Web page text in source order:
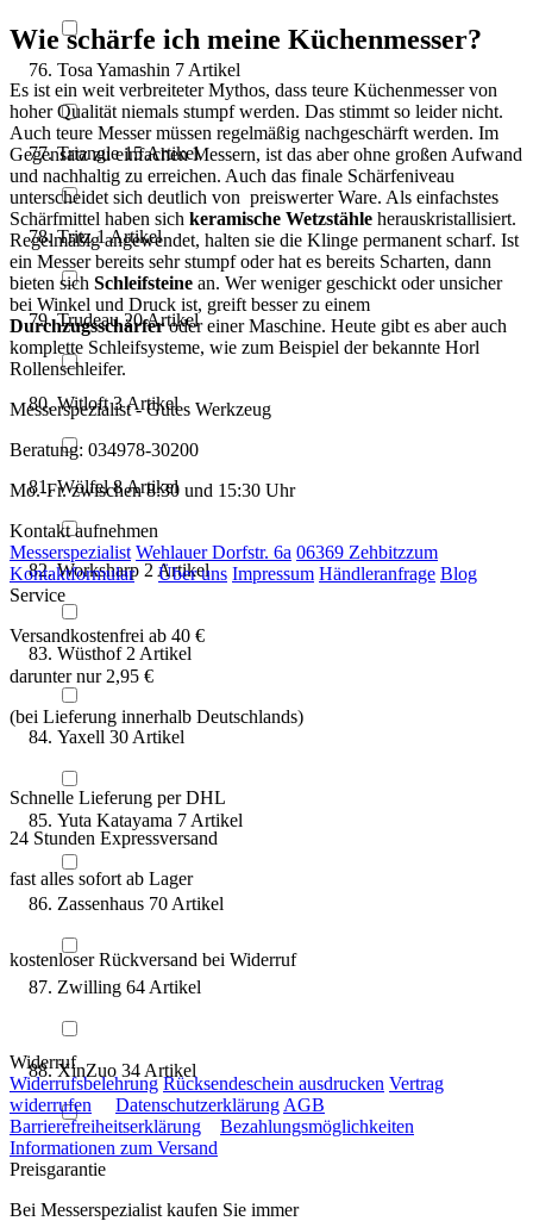
Tosa Yamashin 7 Artikel
Triangle 15Artikel
Tritz 1Artikel
Trudeau 20Artikel
Witloft 3Artikel
Wölfel 8Artikel
Worksharp 2 Artikel
Wüsthof 2 Artikel
Yaxell 30 Artikel
Yuta Katayama 7 Artikel
Zassenhaus 70 Artikel
Zwilling 64 Artikel
XinZuo 34 Artikel
Wie schärfe ich meine Küchenmesser?
Es ist ein weit verbreiteter Mythos, dass teure Küchenmesser von
hoher Qualität niemals stumpf werden. Das stimmt so leider nicht.
Auch teure Messer müssen regelmäßig nachgeschärft werden. Im
Gegensatz zu einfachen Messern, ist das aber ohne großen Aufwand
und nachhaltig zu erreichen. Auch das finale Schärfeniveau
unterscheidet sich deutlich von preiswerter Ware. Als einfachstes
Schärfmittel haben sich keramische Wetzstähle herauskristallisiert.
Regelmäßig angewendet, halten sie die Klinge permanent scharf. Ist
ein Messer bereits sehr stumpf oder hat es bereits Scharten, dann
bieten sich Schleifsteine an. Wer weniger geschickt oder unsicher
bei Winkel und Druck ist, greift besser zu einem
Durchzugsschärferoder einer Maschine. Heute gibt es aber auch
komplette Schleifsysteme, wie zum Beispiel der bekannte Horl
Rollenschleifer.
Messerspezialist - Gutes Werkzeug
Beratung: 034978-30200
Mo.-Fr. zwischen 8:30 und 15:30 Uhr
Kontakt aufnehmen
Messerspezialist Wehlauer Dorfstr. 6a 06369 Zehbitzzum
Kontaktformular
Über uns Impressum Händleranfrage Blog
Service
Versandkostenfrei ab 40 €
darunter nur 2,95 €
(bei Lieferung innerhalb Deutschlands)
Schnelle Lieferung per DHL
24 Stunden Expressversand
fast alles sofort ab Lager
kostenloser Rückversand bei Widerruf
Widerruf
Widerrufsbelehrung Rücksendeschein ausdrucken Vertrag
widerrufen
Datenschutzerklärung AGB
Barrierefreiheitserklärung
Bezahlungsmöglichkeiten
Informationen zum Versand
Preisgarantie
Bei Messerspezialist kaufen Sie immer